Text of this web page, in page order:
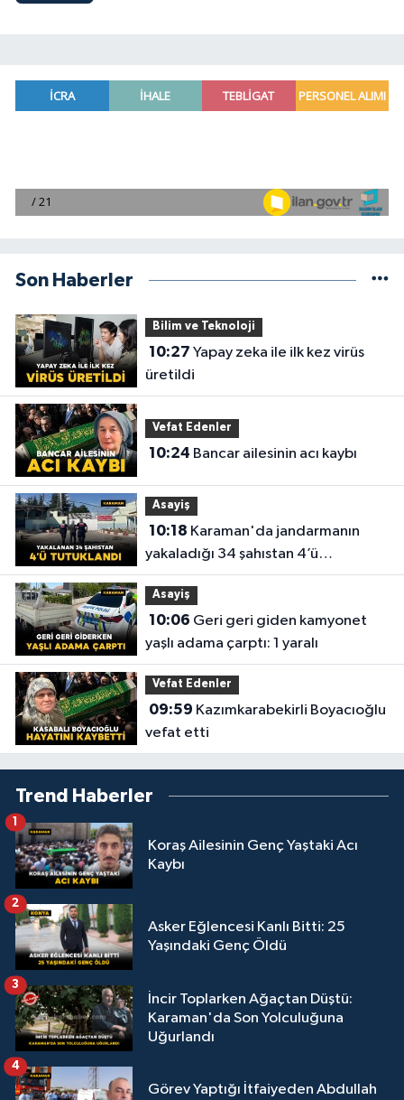
Son Haberler
Bilim ve Teknoloji
10:27
üretildi
Vefat Edenler
10:24 Bancar ailesinin acı kaybı
Asayiş
10:18
yakaladığı 34 şahıstan 4’ü
tutuklandı
Asayiş
10:06
yaşlı adama çarptı: 1 yaralı
Vefat Edenler
09:59
vefat etti
Trend Haberler
Koraş Ailesinin Genç Yaştaki Acı
Kaybı
1
Asker Eğlencesi Kanlı Bitti: 25
Yaşındaki Genç Öldü
2
İncir Toplarken Ağaçtan Düştü:
Karaman'da Son Yolculuğuna
Uğurlandı
3
Görev Yaptığı İtfaiyeden Abdullah
4